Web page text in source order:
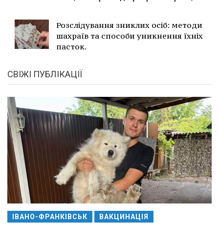
Розслідування зниклих осіб: методи
шахраїв та способи уникнення їхніх
пасток.
СВІЖІ ПУБЛІКАЦІЇ
ІВАНО-ФРАНКІВСЬК ВАКЦИНАЦІЯ